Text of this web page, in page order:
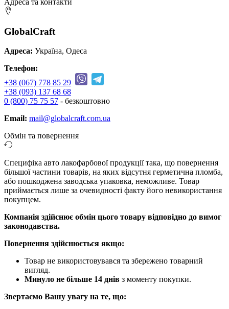
GlobalCraft
Адреса: Україна, Одеса
Телефон:
+38 (067) 778 85 29
+38 (093) 137 68 68
0 (800) 75 75 57 - безкоштовно
Email: mail@globalcraft.com.ua
Обмін та повернення
Специфіка авто лакофарбової продукції така, що повернення
більшої частини товарів, на яких відсутня герметична пломба,
або пошкоджена заводська упаковка, неможливе. Товар
приймається лише за очевидності факту його невикористання
покупцем.
Компанія здійснює обмін цього товару відповідно до вимог
законодавства.
Повернення здійснюється якщо:
Товар не використовувався та збережено товарний
вигляд.
Минуло не більше 14 днів з моменту покупки.
Звертаємо Вашу увагу на те, що: